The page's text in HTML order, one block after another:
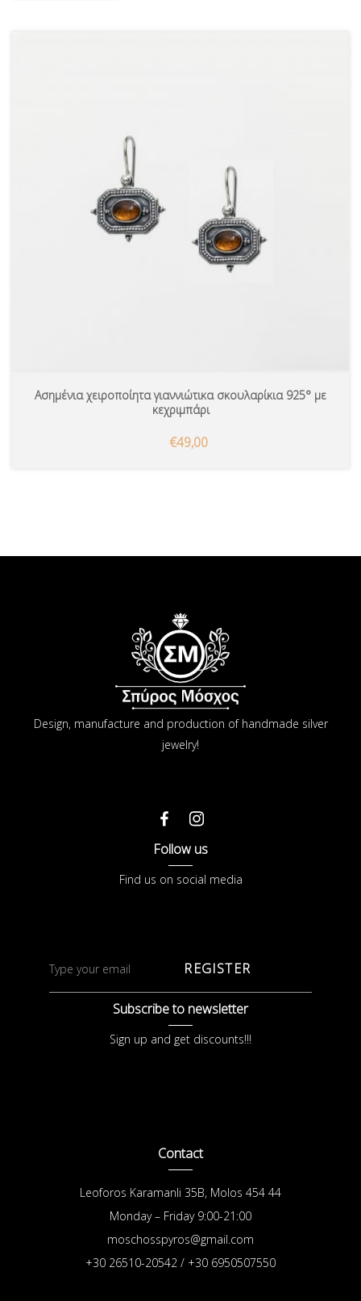
Ασημένια χειροποίητα γιαννιώτικα σκουλαρίκια 925° με
κεχριμπάρι
€49,00
Design, manufacture and production of handmade silver
jewelry!
Follow us
Find us on social media
REGISTER
Subscribe to newsletter
Sign up and get discounts!!!
Contact
Leoforos Karamanli 35B, Molos 454 44
Monday – Friday 9:00-21:00
moschosspyros@gmail.com
+30 26510-20542 / +30 6950507550